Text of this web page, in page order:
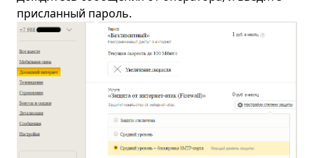
присланный пароль.